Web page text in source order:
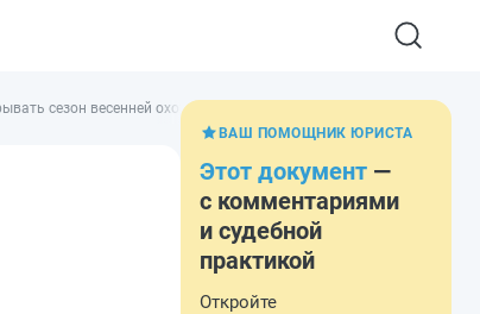
сезон весенней охоты в условиях действующих ограничений
ВАШ ПОМОЩНИК ЮРИСТА
Этот документ —
с комментариями
и судебной
практикой
Откройте